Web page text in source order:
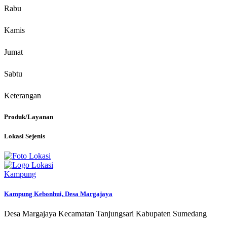
Rabu
Kamis
Jumat
Sabtu
Keterangan
Produk/Layanan
Lokasi Sejenis
Kampung
Kampung Kebonhui, Desa Margajaya
Desa Margajaya Kecamatan Tanjungsari Kabupaten Sumedang